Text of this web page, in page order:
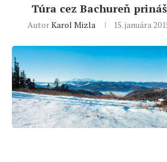
Túra cez Bachureň
AutorKarol Mizla 15. januára